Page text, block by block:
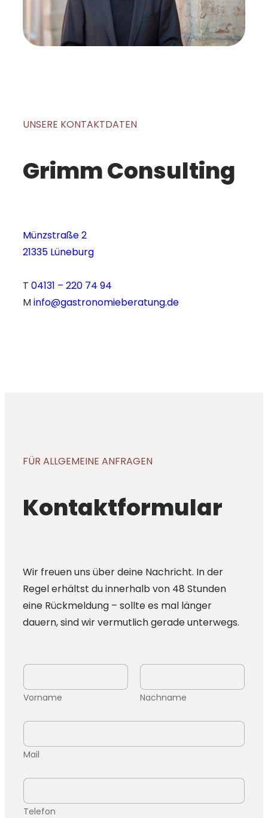
UNSERE KONTAKTDATEN
Grimm Consulting
Münzstraße 2
21335 Lüneburg
T 04131 – 220 74 94
Minfo@gastronomieberatung.de
FÜR ALLGEMEINE ANFRAGEN
Kontaktformular
Wir freuen uns über deine Nachricht. In der
Regel erhältst du innerhalb von 48 Stunden
eine Rückmeldung – sollte es mal länger
dauern, sind wir vermutlich gerade unterwegs.
Vorname Nachname
Mail
Telefon